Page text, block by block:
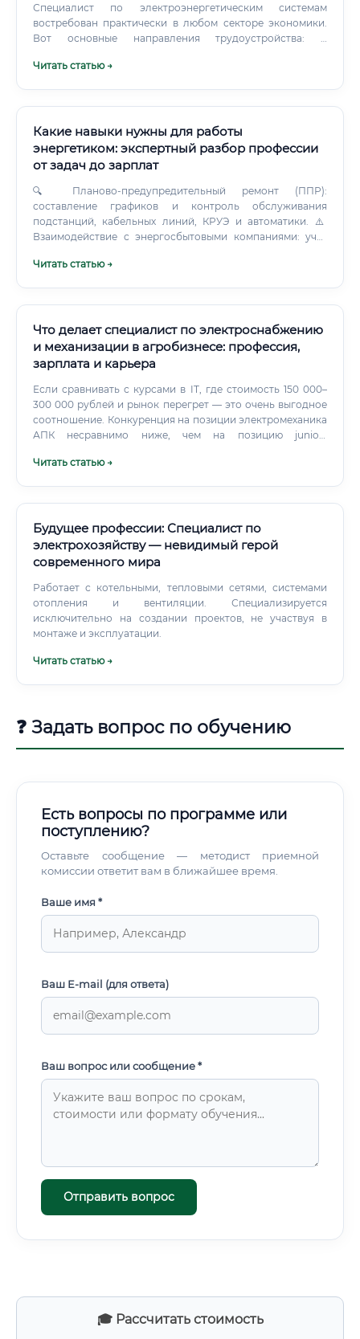
🎓 Рассчитать стоимость
Специалист по электроэнергетическим системам
востребован практически в любом секторе экономики.
Вот основные направления трудоустройства: ⚡
Интер РАО, Юнипро, ТГК, ОГК 🏭 Промышленные
энергетика: Росатом, АЭС, НИЯУ МИФИ 🏗️
Строительство и девелопмент: монтажные организации,
EPC-подрядчики 🏙️ Городская инфраструктура:
Мосэнерго, ТЭЦ, коммунальные службы 🔬 Проектные
институты: Энергопроект, Ленгипроэнерго, НИПИ и др. 🖥️
IT-компании в сфере Smart Grid: разработчики SCADA,
АСУ ТП Как начать карьеру: пошаговый путь в профессию
🚀 Путь в профессию можно условно разделить на
Читать статью →
Какие навыки нужны для работы
энергетиком: экспертный разбор профессии
от задач до зарплат
🔍 Планово-предупредительный ремонт (ППР):
составление графиков и контроль обслуживания
подстанций, кабельных линий, КРУЭ и автоматики. ⚠️
Взаимодействие с энергосбытовыми компаниями: учет
защита от штрафов за перерасход.
Читать статью →
Что делает специалист по электроснабжению
и механизации в агробизнесе: профессия,
зарплата и карьера
Если сравнивать с курсами в IT, где стоимость 150 000–
300 000 рублей и рынок перегрет — это очень выгодное
соотношение. Конкуренция на позиции электромеханика
АПК несравнимо ниже, чем на позицию junior-
Читать статью →
Будущее профессии: Специалист по
электрохозяйству — невидимый герой
современного мира
Работает с котельными, тепловыми сетями, системами
отопления и вентиляции. Специализируется
исключительно на создании проектов, не участвуя в
монтаже и эксплуатации.
Читать статью →
❓ Задать вопрос по обучению
Есть вопросы по программе или
поступлению?
Оставьте сообщение — методист приемной
комиссии ответит вам в ближайшее время.
Ваше имя *
Ваш E-mail (для ответа)
Ваш вопрос или сообщение *
Отправить вопрос